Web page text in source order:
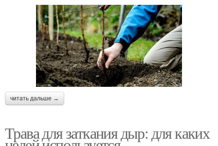
читать дальше →
Трава для заткания дыр: для каких